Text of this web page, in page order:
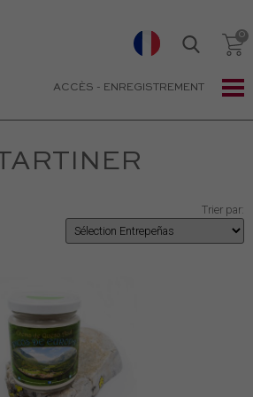
ACCÈS - ENREGISTREMENT
Trier par: